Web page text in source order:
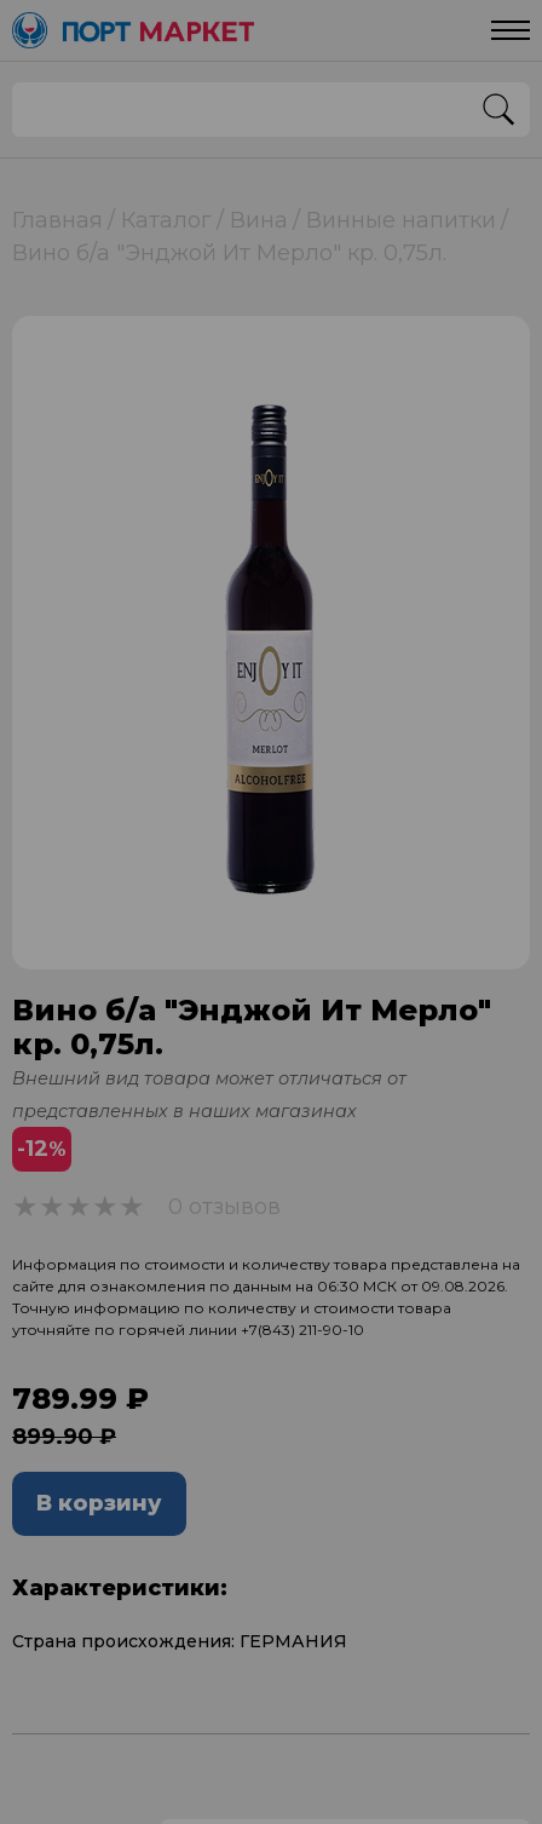
Главная Каталог Вина
Винные напитки
Вино б/а "Энджой Ит Мерло" кр. 0,75л.
Вино б/а "Энджой Ит Мерло"
кр. 0,75л.
Внешний вид товара может отличаться от
представленных в наших магазинах
-12%
0 отзывов
Информация по стоимости и количеству товара представлена на
сайте для ознакомления по данным на 06:30 МСК от 09.08.2026.
Точную информацию по количеству и стоимости товара
уточняйте по горячей линии +7(843) 211-90-10
789.99 ₽
899.90 ₽
В корзину
Характеристики:
Страна происхождения: ГЕРМАНИЯ